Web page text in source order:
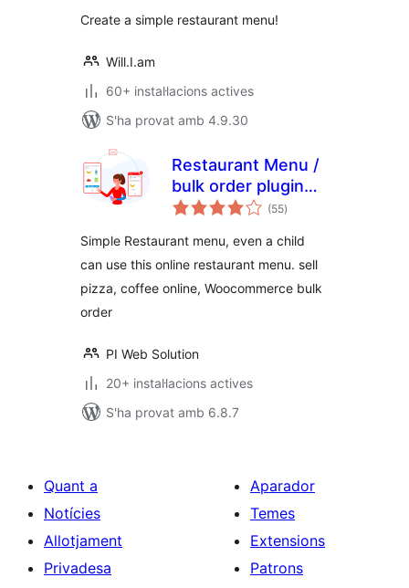
Create a simple restaurant menu!
Will.I.am
60+ instal·lacions actives
S'ha provat amb 4.9.30
Restaurant Menu /
bulk order plugin
for WooCommerce
(55puntuacions
totals
)
Simple Restaurant menu, even a child
can use this online restaurant menu. sell
pizza, coffee online, Woocommerce bulk
order
PI Web Solution
20+ instal·lacions actives
S'ha provat amb 6.8.7
Quant a
Notícies
Allotjament
Privadesa
Aparador
Temes
Extensions
Patrons